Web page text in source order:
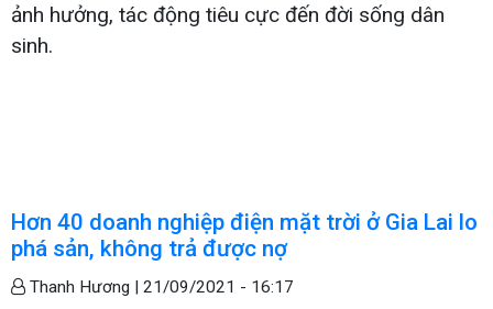
ảnh hưởng, tác động tiêu cực đến đời sống dân
sinh.
Hơn 40 doanh nghiệp điện mặt trời ở Gia Lai lo
phá sản, không trả được nợ
Thanh Hương | 21/09/2021 - 16:17